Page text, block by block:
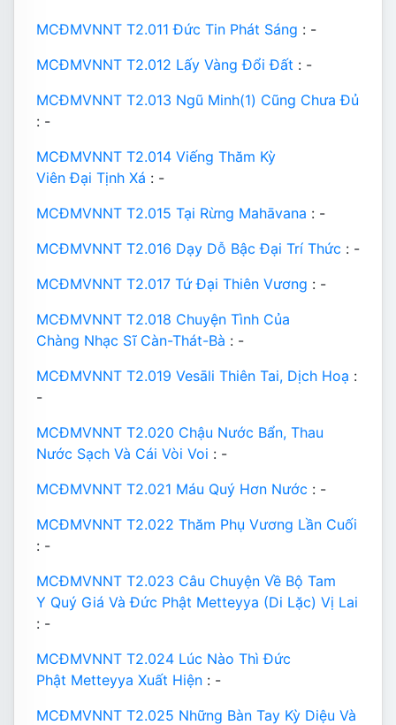
MCĐMVNNT T2.011 Đức Tin Phát Sáng : -
MCĐMVNNT T2.012 Lấy Vàng Đổi Đất : -
MCĐMVNNT T2.013 Ngũ Minh(1) Cũng Chưa Đủ
: -
MCĐMVNNT T2.014 Viếng Thăm Kỳ
Viên Đại Tịnh Xá : -
MCĐMVNNT T2.015 Tại Rừng Mahāvana : -
MCĐMVNNT T2.016 Dạy Dỗ Bậc Đại Trí Thức : -
MCĐMVNNT T2.017 Tứ Đại Thiên Vương : -
MCĐMVNNT T2.018 Chuyện Tình Của
Chàng Nhạc Sĩ Càn-Thát-Bà : -
MCĐMVNNT T2.019 Vesāli Thiên Tai, Dịch Hoạ :
-
MCĐMVNNT T2.020 Chậu Nước Bẩn, Thau
Nước Sạch Và Cái Vòi Voi : -
MCĐMVNNT T2.021 Máu Quý Hơn Nước : -
MCĐMVNNT T2.022 Thăm Phụ Vương Lần Cuối
: -
MCĐMVNNT T2.023 Câu Chuyện Về Bộ Tam
Y Quý Giá Và Đức Phật Metteyya (Di Lặc) Vị Lai
: -
MCĐMVNNT T2.024 Lúc Nào Thì Đức
Phật Metteyya Xuất Hiện : -
MCĐMVNNT T2.025 Những Bàn Tay Kỳ Diệu Và